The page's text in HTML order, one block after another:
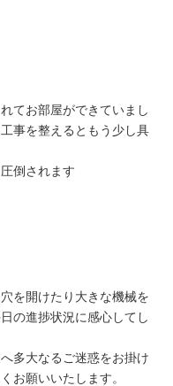
てお部屋ができていまし
事を整えるともう少し具
倒されます
を開けたり大きな機械を
の進捗状況に感心してし
多大なるご迷惑をお掛け
お願いいたします。